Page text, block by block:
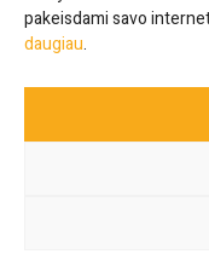
pakeisdami savo
daugiau.
© 2024.